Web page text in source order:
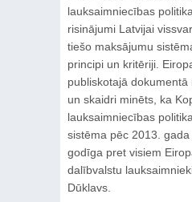
lauksaimniecības
risinājumi Latvijai
tiešo maksājumu
principi un kritēriji.
publiskotajā
un skaidri minēts, ka
lauksaimniecības
sistēma pēc 2013.
godīga pret visiem
dalībvalstu
Dūklavs.